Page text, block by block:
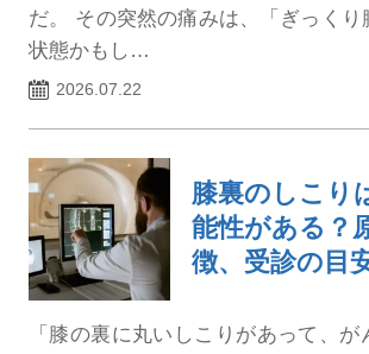
だ。 その突然の痛みは、「ぎっくり
状態かもし…
2026.07.22
膝裏のしこり
能性がある？
徴、受診の目
「膝の裏に丸いしこりがあって、が